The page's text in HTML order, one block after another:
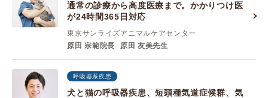
通常の診療から高度医療まで。かかりつけ医
が24時間365日対応
東京サンライズアニマルケアセンター
原田 宗範院長
原田 友美先生
呼吸器系疾患
犬と猫の呼吸器疾患、短頭種気道症候群、気